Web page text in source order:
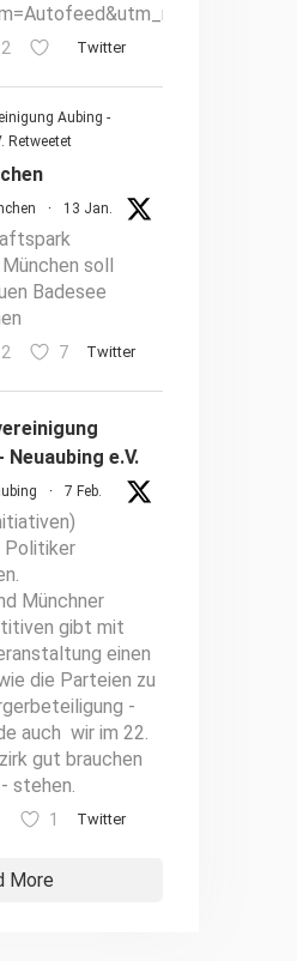
2 Twitter
Aubing -
Retweetet
· 13 Jan.
München soll
Badesee
2 7 Twitter
Neuaubing e.V.
· 7 Feb.
Politiker
Münchner
gibt mit
einen
die Parteien zu
-
auch wir im 22.
gut brauchen
stehen.
1 Twitter
More